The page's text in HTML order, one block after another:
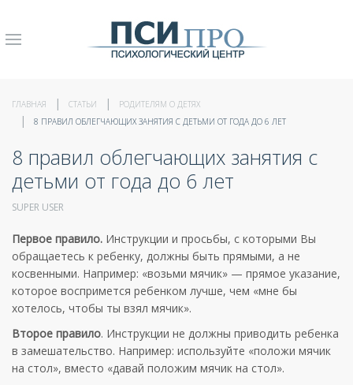
ГЛАВНАЯ СТАТЬИ
РОДИТЕЛЯМ О ДЕТЯХ
8 ПРАВИЛ ОБЛЕГЧАЮЩИХ ЗАНЯТИЯ С ДЕТЬМИ ОТ ГОДА ДО 6 ЛЕТ
8 правил облегчающих занятия с
детьми от года до 6 лет
SUPER USER
Первое правило. Инструкции и просьбы, с которыми Вы
обращаетесь к ребенку, должны быть прямыми, а не
косвенными. Например: «возьми мячик» — прямое указание,
которое воспримется ребенком лучше, чем «мне бы
хотелось, чтобы ты взял мячик».
Второе правило. Инструкции не должны приводить ребенка
в замешательство. Например: используйте «положи мячик
на стол», вместо «давай положим мячик на стол».